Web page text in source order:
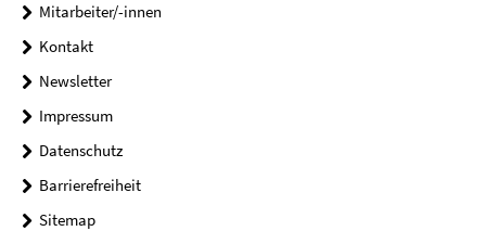
Mitarbeiter/-innen
Kontakt
Newsletter
Impressum
Datenschutz
Barrierefreiheit
Sitemap